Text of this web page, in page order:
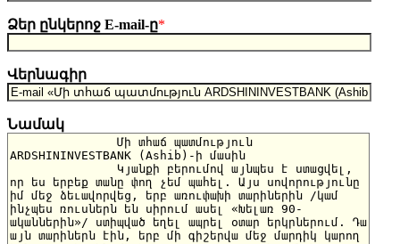
Ձեր ընկերոջ E-mail-ը*
Վերնագիր
Նամակ